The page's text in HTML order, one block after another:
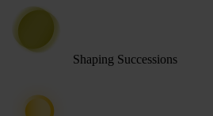
Shaping Successions